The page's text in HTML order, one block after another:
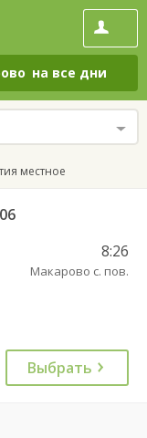
на все дни
местное
8:26
Макарово с. пов.
Выбрать